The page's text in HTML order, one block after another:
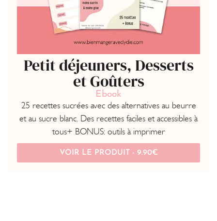
Petit déjeuners, Desserts
et Goûters
Ebook
25 recettes sucrées avec des alternatives au beurre
et au sucre blanc. Des recettes faciles et accessibles à
tous+ BONUS: outils à imprimer
VOIR LE PRODUIT - 9.90€